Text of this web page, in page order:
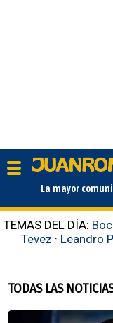
La mayor
TEMAS DEL DÍA:
Tevez · Leandro
TODAS LAS